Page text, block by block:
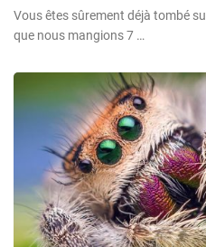
Vous êtes sûrement déjà tombé
que nous mangions 7 …